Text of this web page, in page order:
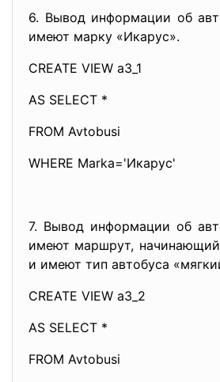
6. Вывод информации об
имеют марку «Икарус».
CREATE VIEW a3_1
AS SELECT *
FROM Avtobusi
WHERE Marka='Икарус'
7. Вывод информации об
имеют маршрут,
и имеют тип автобуса
CREATE VIEW a3_2
AS SELECT *
FROM Avtobusi